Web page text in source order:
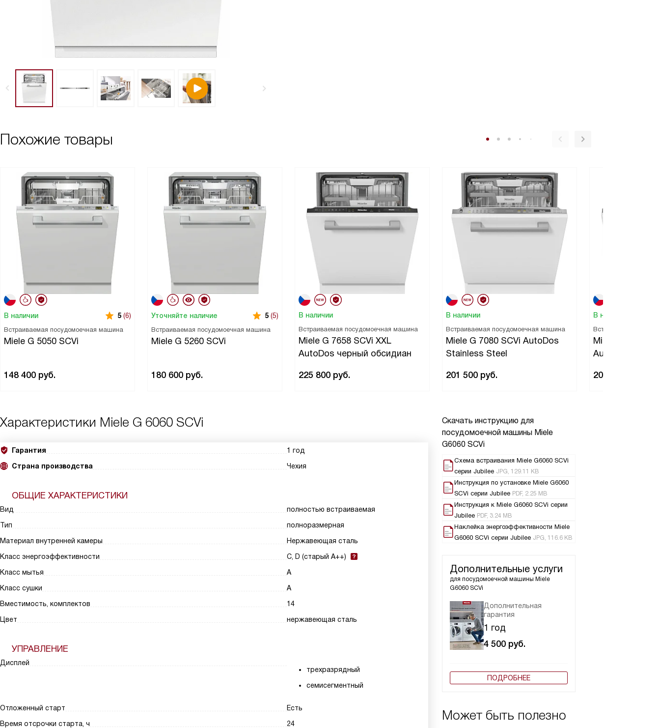
Похожие товары
В наличии 5 (6)
Встраиваемая посудомоечная машина
Miele G 5050 SCVi
148 400 руб.
Уточняйте наличие 5 (5)
Встраиваемая посудомоечная машина
Miele G 5260 SCVi
180 600 руб.
В наличии
Встраиваемая посудомоечная машина
Miele G 7658 SCVi XXL
AutoDos черный обсидиан
225 800 руб.
В наличии
Встраиваемая посудомоечная машина
Miele G 7080 SCVi AutoDos
Stainless Steel
201 500 руб.
В наличии
Встраиваемая
Miele G 7085
AutoDos
207 200
Скачать инструкцию для
посудомоечной машины Miele
G6060 SCVi
Схема встраивания Miele G6060 SCVi
серии Jubilee JPG, 129.11 KB
Инструкция по установке Miele G6060
SCVi серии Jubilee PDF, 2.25 MB
Инструкция к Miele G6060 SCVi серии
Jubilee PDF, 3.24 MB
Наклейка энергоэффективности Miele
G6060 SCVi серии Jubilee JPG, 116.6 KB
Дополнительные услуги
для посудомоечной машины Miele
G6060 SCVi
Дополнительная
гарантия
1 год
4 500 руб.
ПОДРОБНЕЕ
Может быть полезно
Характеристики Miele G 6060 SCVi
Гарантия
1 год
Страна производства
Чехия
ОБЩИЕ ХАРАКТЕРИСТИКИ
Вид
полностью встраиваемая
Тип
полноразмерная
Материал внутренней камеры
Нержавеющая сталь
Класс энергоэффективности
C, D (старый A++)
Класс мытья
A
Класс сушки
A
Вместимость, комплектов
14
Цвет
нержавеющая сталь
УПРАВЛЕНИЕ
Дисплей
трехразрядный
семисегментный
Отложенный старт
Есть
Время отсрочки старта, ч
24